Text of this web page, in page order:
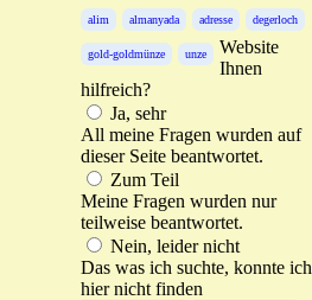
alim almanyada adresse degerloch
gold-goldmünze unze
Website
Ihnen
hilfreich?
Ja, sehr
All meine Fragen wurden auf
dieser Seite beantwortet.
Zum Teil
Meine Fragen wurden nur
teilweise beantwortet.
Nein, leider nicht
Das was ich suchte, konnte ich
hier nicht finden